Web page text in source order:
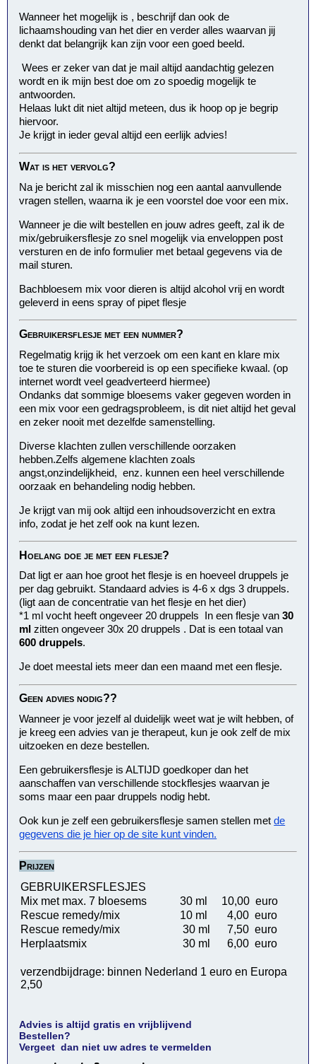
Wanneer het mogelijk is , beschrijf dan ook de
lichaamshouding van het dier en verder alles waarvan jij
denkt dat belangrijk kan zijn voor een goed beeld.
Wees er zeker van dat je mail altijd aandachtig gelezen
wordt en ik mijn best doe om zo spoedig mogelijk te
antwoorden.
Helaas lukt dit niet altijd meteen, dus ik hoop op je begrip
hiervoor.
Je krijgt in ieder geval altijd een eerlijk advies!
Wat is het vervolg?
Na je bericht zal ik misschien nog een aantal aanvullende
vragen stellen, waarna ik je een voorstel doe voor een mix.
Wanneer je die wilt bestellen en jouw adres geeft, zal ik de
mix/gebruikersflesje zo snel mogelijk via enveloppen post
versturen en de info formulier met betaal gegevens via de
mail sturen.
Bachbloesem mix voor dieren is altijd alcohol vrij en wordt
geleverd in eens spray of pipet flesje
Gebruikersflesje met een nummer?
Regelmatig krijg ik het verzoek om een kant en klare mix
toe te sturen die voorbereid is op een specifieke kwaal. (op
internet wordt veel geadverteerd hiermee)
Ondanks dat sommige bloesems vaker gegeven worden in
een mix voor een gedragsprobleem, is dit niet altijd het geval
en zeker nooit met dezelfde samenstelling.
Diverse klachten zullen verschillende oorzaken
hebben.Zelfs algemene klachten zoals
angst,onzindelijkheid, enz. kunnen een heel verschillende
oorzaak en behandeling nodig hebben.
Je krijgt van mij ook altijd een inhoudsoverzicht en extra
info, zodat je het zelf ook na kunt lezen.
Hoelang doe je met een flesje?
Dat ligt er aan hoe groot het flesje is en hoeveel druppels je
per dag gebruikt. Standaard advies is 4-6 x dgs 3 druppels.
(ligt aan de concentratie van het flesje en het dier)
*1 ml vocht heeft ongeveer 20 druppels In een flesje van30
ml zitten ongeveer 30x 20 druppels . Dat is een totaal van
600 druppels.
Je doet meestal iets meer dan een maand met een flesje.
Geen advies nodig??
Wanneer je voor jezelf al duidelijk weet wat je wilt hebben, of
je kreeg een advies van je therapeut, kun je ook zelf de mix
uitzoeken en deze bestellen.
Een gebruikersflesje is ALTIJD goedkoper dan het
aanschaffen van verschillende stockflesjes waarvan je
soms maar een paar druppels nodig hebt.
Ook kun je zelf een gebruikersflesje samen stellen metde
gegevens die je hier op de site kunt vinden.
Prijzen
GEBRUIKERSFLESJES
Mix met max. 7 bloesems
30 ml
10,00 euro
Rescue remedy/mix
10 ml
4,00 euro
Rescue remedy/mix
30 ml
7,50 euro
Herplaatsmix
30 ml 6,00 euro
verzendbijdrage: binnen Nederland 1 euro en Europa
2,50
Advies is altijd gratis en vrijblijvend
Bestellen?
Vergeet dan niet uw adres te vermelden